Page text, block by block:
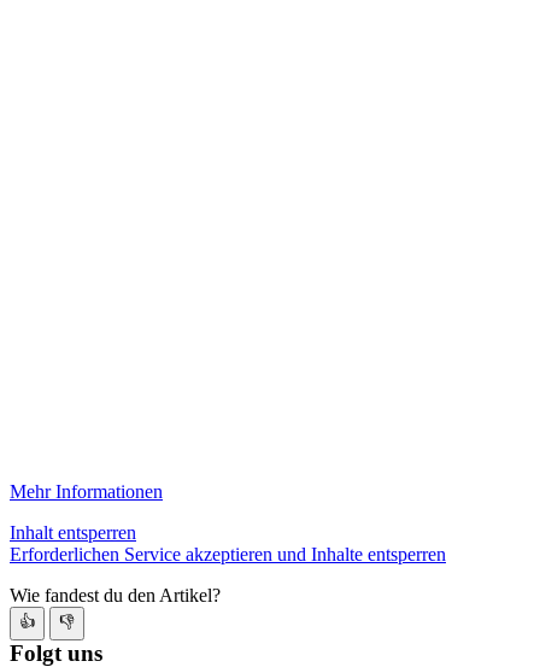
Mehr Informationen
Inhalt entsperren
Erforderlichen Service akzeptieren und Inhalte entsperren
Wie fandest du den Artikel?
👍 👎
Folgt uns